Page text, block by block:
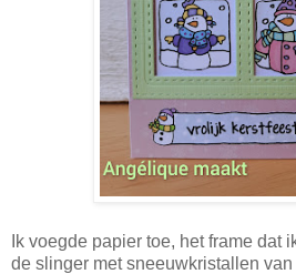
Ik voegde papier toe, het frame dat
de slinger met sneeuwkristallen van